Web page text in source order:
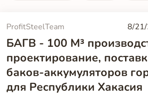
ProfitSteelTeam 8/
БАГВ - 100 М³
проектирование,
баков-аккумуляторов
для Республики Хакасия